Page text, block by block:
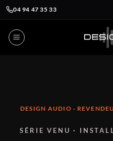
04 94 47 35 33
DESIGN AUDIO ·
SÉRIE VENU ·